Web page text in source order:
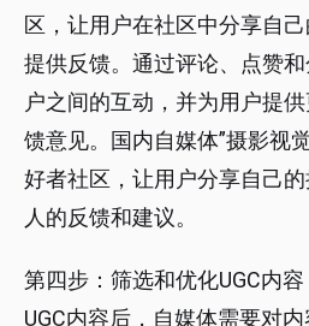
区，让用户在社区中分享自
提供反馈。通过评论、点赞
户之间的互动，并为用户提
馈意见。国内自媒体”摄影视
好者社区，让用户分享自己
人的反馈和建议。
第四步：筛选和优化UGC内
UGC内容后，自媒体需要对